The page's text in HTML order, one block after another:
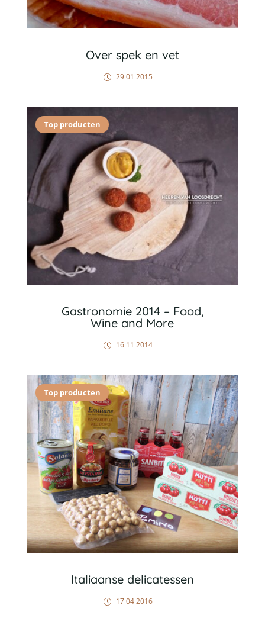
Over spek en vet
29 01 2015
Top producten
Gastronomie 2014 – Food,
Wine and More
16 11 2014
Top producten
Italiaanse delicatessen
17 04 2016